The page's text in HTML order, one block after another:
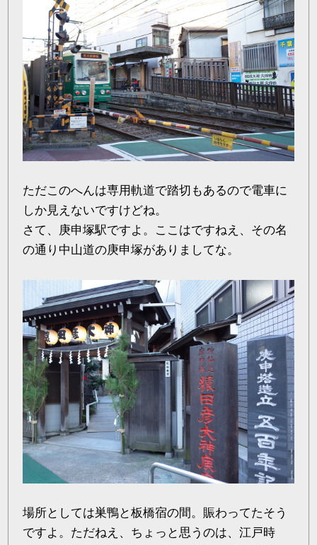
ただこのへんは専用軌道で踏切もあるので電車に
しか見えないですけどね。
さて、庚申塚駅ですよ。ここはですねえ、その名
の通り中山道の庚申塚がありましてな。
場所としては巣鴨と板橋宿の間。賑わってたそう
ですよ。ただねえ、ちょっと思うのは、江戸時